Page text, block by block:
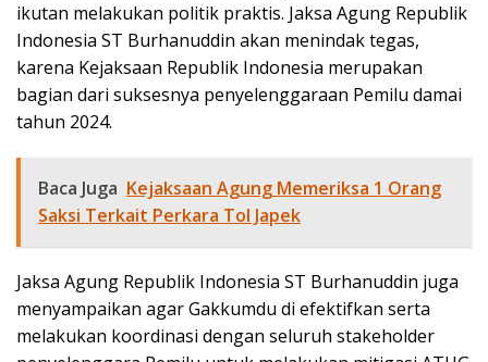
ikutan melakukan politik praktis. Jaksa Agung Republik
Indonesia ST Burhanuddin akan menindak tegas,
karena Kejaksaan Republik Indonesia merupakan
bagian dari suksesnya penyelenggaraan Pemilu damai
tahun 2024.
Baca Juga Kejaksaan Agung Memeriksa 1 Orang
Saksi Terkait Perkara Tol Japek
Jaksa Agung Republik Indonesia ST Burhanuddin juga
menyampaikan agar Gakkumdu di efektifkan serta
melakukan koordinasi dengan seluruh stakeholder